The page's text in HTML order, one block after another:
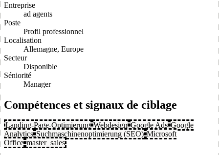
Entreprise
ad agents
Poste
Profil professionnel
Localisation
Allemagne, Europe
Secteur
Disponible
Séniorité
Manager
Compétences et signaux de ciblage
Landing-Page-Optimierung Webdesign Google Ads Google
Analytics Suchmaschinenoptimierung (SEO) Microsoft
Office master_sales